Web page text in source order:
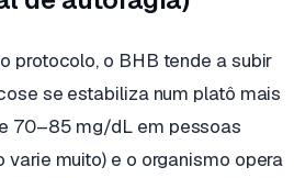
protocolo, o BHB tende a subir
se estabiliza num platô mais
70–85 mg/dL em pessoas
varie muito) e o organismo opera